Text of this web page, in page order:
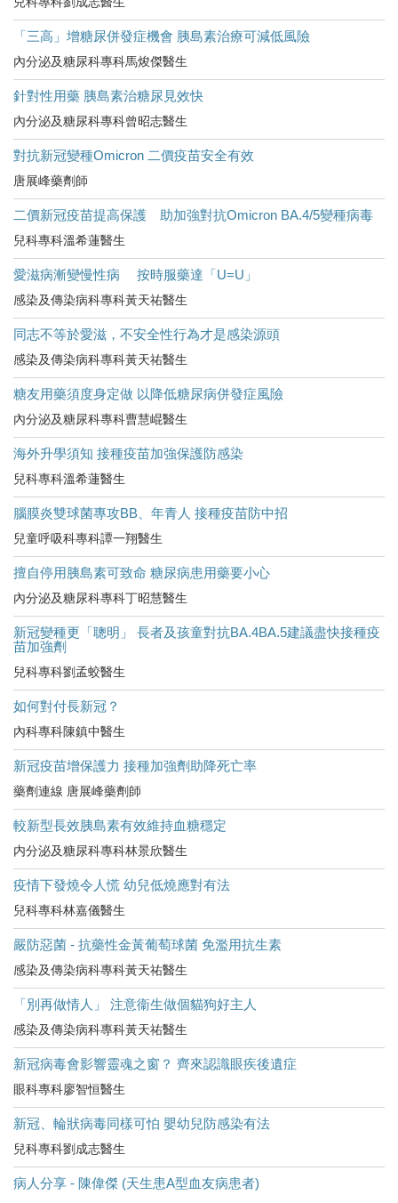
「三高」增糖尿併發症機會 胰島素治療可減低風險
內分泌及糖尿科專科馬焌傑醫生
針對性用藥 胰島素治糖尿見效快
內分泌及糖尿科專科曾昭志醫生
對抗新冠變種Omicron 二價疫苗安全有效
唐展峰藥劑師
二價新冠疫苗提高保護 助加強對抗Omicron BA.4/5變種病毒
兒科專科溫希蓮醫生
愛滋病漸變慢性病 按時服藥達「U=U」
感染及傳染病科專科黃天祐醫生
同志不等於愛滋，不安全性行為才是感染源頭
感染及傳染病科專科黃天祐醫生
糖友用藥須度身定做 以降低糖尿病併發症風險
內分泌及糖尿科專科曹慧崐醫生
海外升學須知 接種疫苗加強保護防感染
兒科專科溫希蓮醫生
腦膜炎雙球菌專攻BB、年青人 接種疫苗防中招
兒童呼吸科專科譚一翔醫生
擅自停用胰島素可致命 糖尿病患用藥要小心
內分泌及糖尿科專科丁昭慧醫生
新冠變種更「聰明」 長者及孩童對抗BA.4BA.5建議盡快接種疫
苗加強劑
兒科專科劉孟蛟醫生
如何對付長新冠？
內科專科陳鎮中醫生
新冠疫苗增保護力 接種加強劑助降死亡率
藥劑連線 唐展峰藥劑師
較新型長效胰島素有效維持血糖穩定
内分泌及糖尿科專科林景欣醫生
疫情下發燒令人慌 幼兒低燒應對有法
兒科專科林嘉儀醫生
嚴防惡菌 - 抗藥性金黃葡萄球菌 免濫用抗生素
感染及傳染病科專科黃天祐醫生
「別再做情人」 注意衞生做個貓狗好主人
感染及傳染病科專科黃天祐醫生
新冠病毒會影響靈魂之窗？ 齊來認識眼疾後遺症
眼科專科廖智恒醫生
新冠、輪狀病毒同樣可怕 嬰幼兒防感染有法
兒科專科劉成志醫生
病人分享 - 陳偉傑 (天生患A型血友病患者)